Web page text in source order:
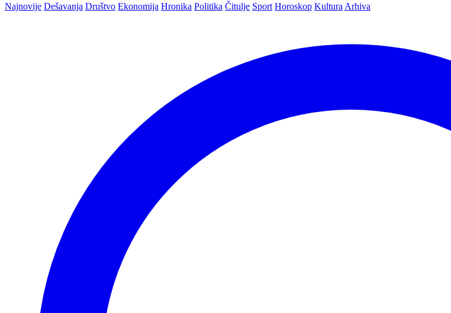
Najnovije Dešavanja Društvo Ekonomija Hronika Politika Čitulje Sport Horoskop Kultura Arhiva